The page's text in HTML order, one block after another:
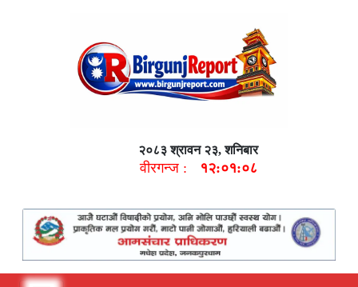
२०८३ श्रावन २३, शनिबार
वीरगन्ज : १२:०१:०९